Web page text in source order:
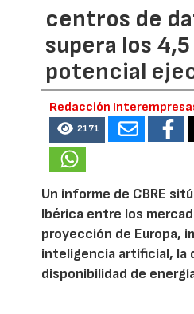
centros de
supera los 4,5
potencial
Redacción
2171
Un informe de CBRE
Ibérica entre los
proyección de Europa,
inteligencia artificial, la
disponibilidad de